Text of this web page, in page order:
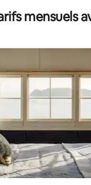
mensuels